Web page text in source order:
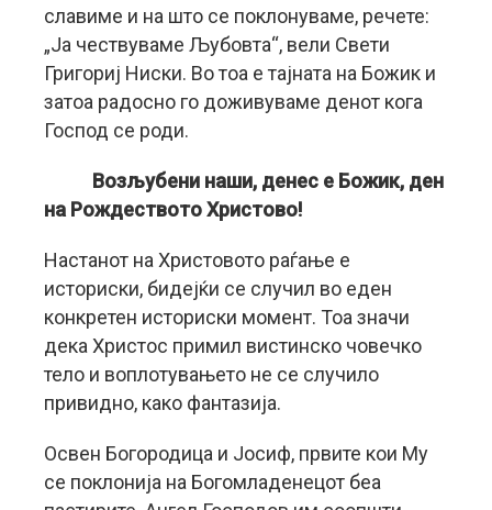
славиме и на што се поклонуваме, речете:
„Ја чествуваме Љубовта“, вели Свети
Григориј Ниски. Во тоа е тајната на Божик и
затоа радосно го доживуваме денот кога
Господ се роди.
Возљубени наши, денес е Божик, ден
на Рождеството Христово!
Настанот на Христовото раѓање е
историски, бидејќи се случил во еден
конкретен историски момент. Тоа значи
дека Христос примил вистинско човечко
тело и воплотувањето не се случило
привидно, како фантазија.
Освен Богородица и Јосиф, првите кои Му
се поклонија на Богомладенецот беа